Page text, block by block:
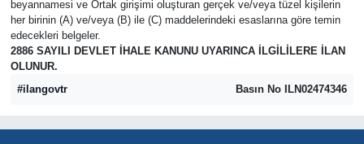
beyannamesi ve Ortak girişimi oluşturan gerçek ve/veya tüzel kişilerin
her birinin (A) ve/veya (B) ile (C) maddelerindeki esaslarına göre temin
edecekleri belgeler.
2886 SAYILI DEVLET İHALE KANUNU UYARINCA İLGİLİLERE İLAN
OLUNUR.
#ilangovtr
Basın No ILN02474346